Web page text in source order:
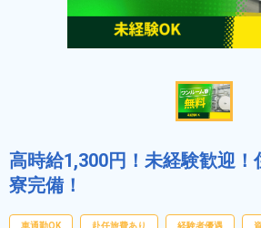
高時給1,300円！未経験歓迎！
寮完備！
車通勤OK 赴任旅費あり 経験者優遇